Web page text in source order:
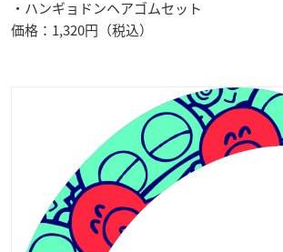
・ハンギョドンヘアゴムセット
価格：1,320円（税込）